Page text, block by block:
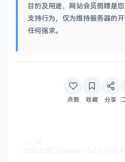
目的及用途，网站会员捐赠是
支持行为，仅为维持服务器的
任何强求。
点赞 收藏 分享